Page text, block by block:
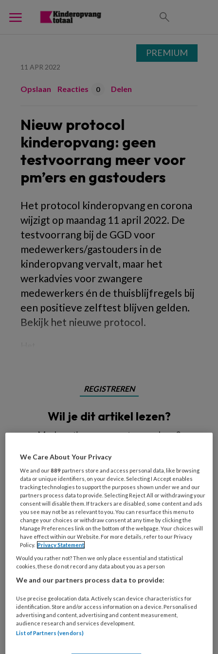
11 APR 2022
Opslaan Reacties 0 Delen
Nieuw protocol
kinderopvang: geen
testvoorrang meer voor
pm’ers en gastouders
Het protocol kinderopvang en corona
wijzigt op maandag 11 april 2022. De
testvoorrang bij de GGD voor
medewerkers/gastouders in de
kinderopvang vervalt, maar het
werkadvies voor zwangere
medewerkers én de thuisblijfregels bij
een positieve zelftest blijven gelden.
Bekijk het nieuwe protocol.
REGISTREREN
Wil je dit artikel lezen?
Maak gratis een account aan en lees 2
Al een account of abonnement?Log dan in
Wat
is
je
e-
mailadres?
* *
Kies
je
wachtwoord* *
Kies
functie *
Bij
welke
organisatie
PREMIUM
We Care About Your Privacy
We and our889 partners store and access personal data, like browsing
data or unique identifiers, on your device. Selecting I Accept enables
tracking technologies to support the purposes shown under we and our
partners process data to provide. Selecting Reject All or withdrawing your
consent will disable them. If trackers are disabled, some content and ads
you see may not be as relevant to you. You can resurface this menu to
change your choices or withdraw consent at any time by clicking the
Manage Preferences link on the bottom of the webpage. Your choices will
have effect within our Website. For more details, refer to our Privacy
Policy. Privacy Statement
Would you rather not? Then we only place essential and statistical
cookies, these do not record any data about you as a person
We and our partners process data to provide:
Use precise geolocation data. Actively scan device characteristics for
identification. Store and/or access information on a device. Personalised
advertising and content, advertising and content measurement,
audience research and services development.
List of Partners (vendors)